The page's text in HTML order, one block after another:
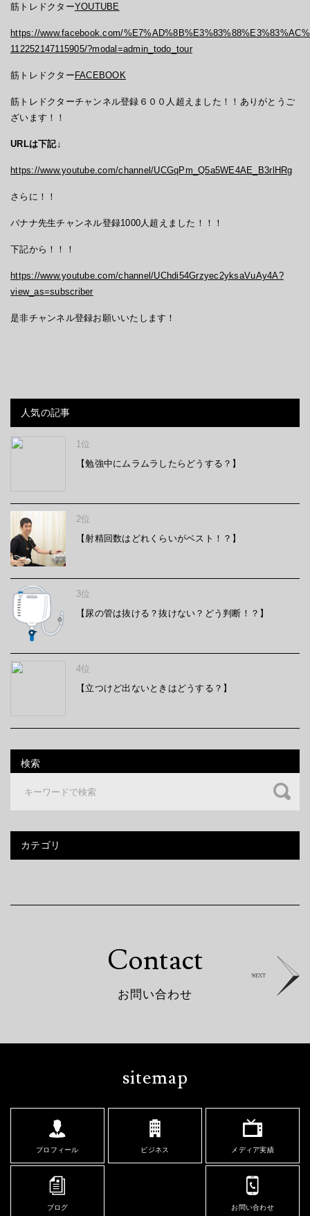
筋トレドクターYOUTUBE
https://www.facebook.com/
112252147115905/?modal=admin_todo_tour
筋トレドクターFACEBOOK
筋トレドクターチャンネル登録６００人超えました！！ありがとうご
ざいます！！
URLは下記↓
https://www.youtube.com/channel/UCGqPm_Q5a5WE4AE_B3rlHRg
さらに！！
バナナ先生チャンネル登録1000人超えました！！！
下記から！！！
https://www.youtube.com/channel/UChdi54Grzyec2yksaVuAy4A?
view_as=subscriber
是非チャンネル登録お願いいたします！
人気の記事
1位
【勉強中にムラムラしたらどうする？】
2位
【射精回数はどれくらいがベスト！？】
3位
【尿の管は抜ける？抜けない？どう判断！？】
4位
【立つけど出ないときはどうする？】
検索
カテゴリ
Contact
お 問 い合わせ
sitemap
プロフィール ビジネス メディア実績
ブログ お問い合わせ